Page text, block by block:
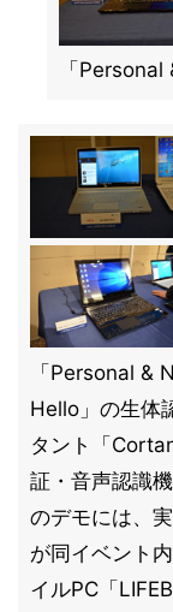
「
「Personal &
Hello」の生体
タント「
証・音声認識
のデモには、
が同イベント
イルPC「